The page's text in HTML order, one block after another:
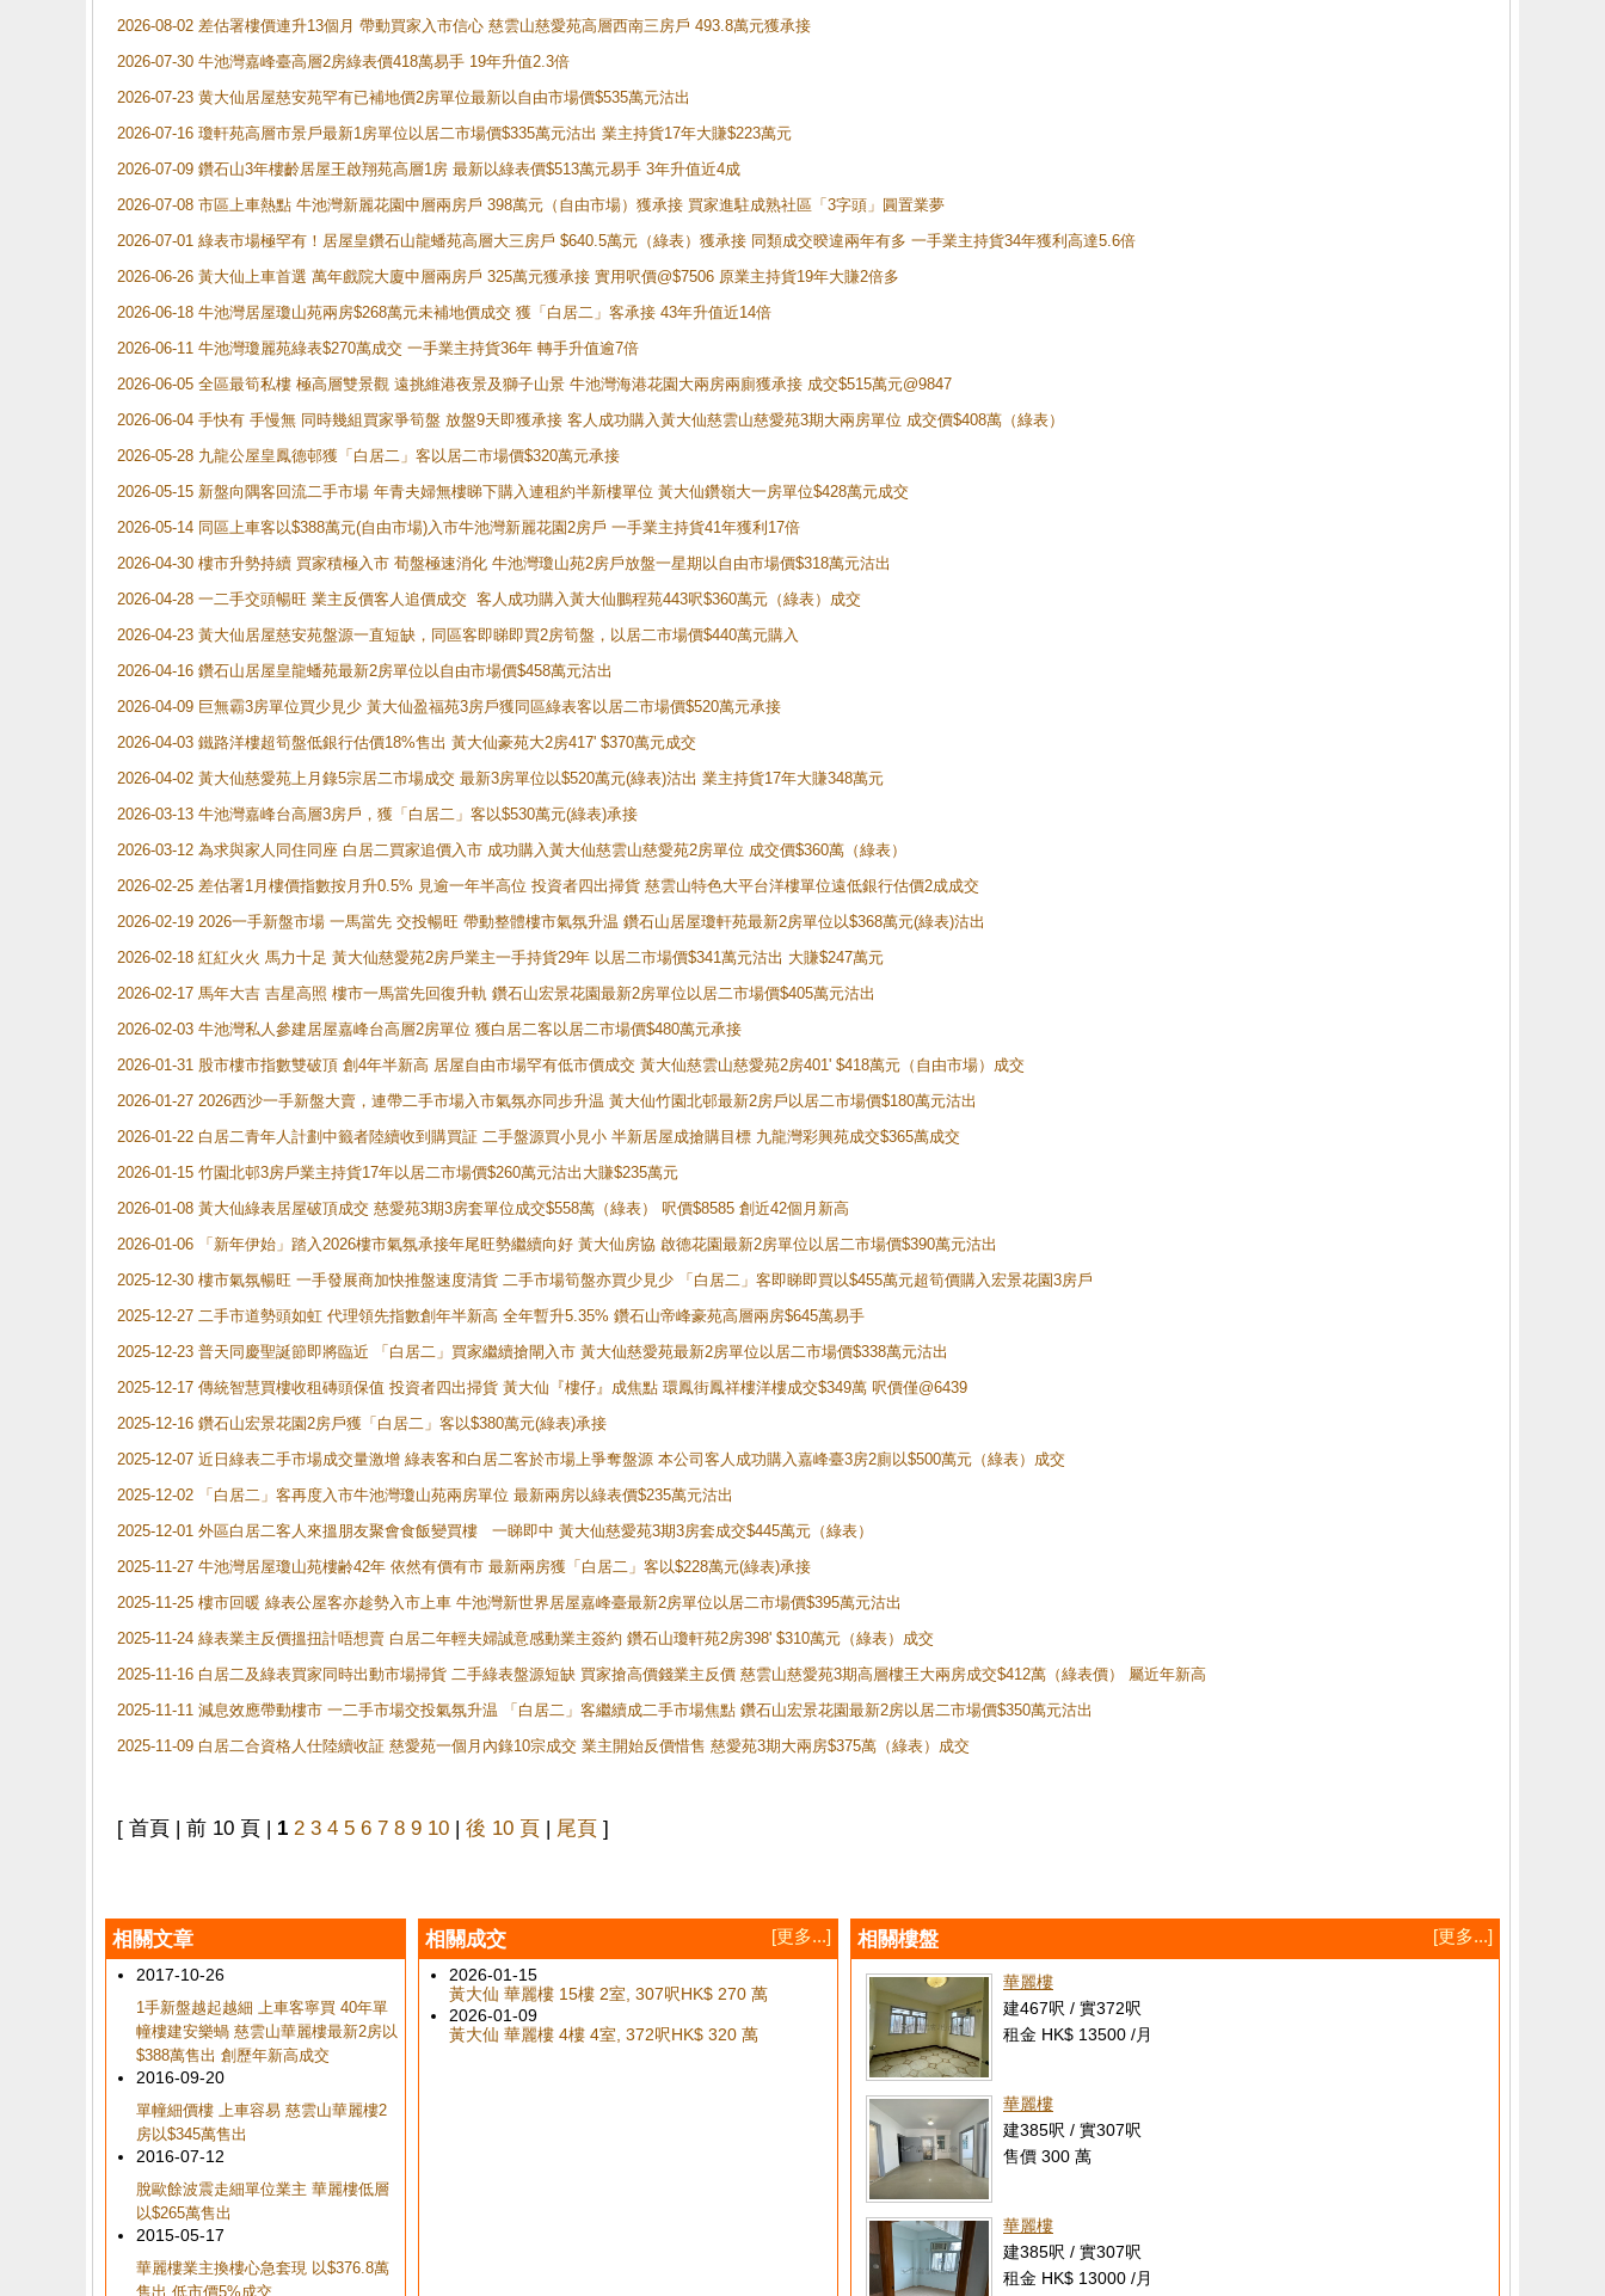
2026-08-02 差估署樓價連升13個月 帶動買家入市信心 慈雲山慈愛苑高層西南三房戶 493.8萬元獲承接
2026-07-30 牛池灣嘉峰臺高層2房綠表價418萬易手 19年升值2.3倍
2026-07-23 黄大仙居屋慈安苑罕有已補地價2房單位最新以自由市場價$535萬元沽出
2026-07-16 瓊軒苑高層市景戶最新1房單位以居二市場價$335萬元沽出 業主持貨17年大賺$223萬元
2026-07-09 鑽石山3年樓齡居屋王啟翔苑高層1房 最新以綠表價$513萬元易手 3年升值近4成
2026-07-08 市區上車熱點 牛池灣新麗花園中層兩房戶 398萬元（自由市場）獲承接 買家進駐成熟社區「3字頭」圓置業夢
2026-07-01 綠表市場極罕有！居屋皇鑽石山龍蟠苑高層大三房戶 $640.5萬元（綠表）獲承接 同類成交暌違兩年有多 一手業主持貨34年獲利高達5.6倍
2026-06-26 黃大仙上車首選 萬年戲院大廈中層兩房戶 325萬元獲承接 實用呎價@$7506 原業主持貨19年大賺2倍多
2026-06-18 牛池灣居屋瓊山苑兩房$268萬元未補地價成交 獲「白居二」客承接 43年升值近14倍
2026-06-11 牛池灣瓊麗苑綠表$270萬成交 一手業主持貨36年 轉手升值逾7倍
2026-06-05 全區最筍私樓 極高層雙景觀 遠挑維港夜景及獅子山景 牛池灣海港花園大兩房兩廁獲承接 成交$515萬元@9847
2026-06-04 手快有 手慢無 同時幾組買家爭筍盤 放盤9天即獲承接 客人成功購入黃大仙慈雲山慈愛苑3期大兩房單位 成交價$408萬（綠表）
2026-05-28 九龍公屋皇鳳德邨獲「白居二」客以居二市場價$320萬元承接
2026-05-15 新盤向隅客回流二手市場 年青夫婦無樓睇下購入連租約半新樓單位 黃大仙鑽嶺大一房單位$428萬元成交
2026-05-14 同區上車客以$388萬元(自由市場)入市牛池灣新麗花園2房戶 一手業主持貨41年獲利17倍
2026-04-30 樓市升勢持續 買家積極入市 荀盤極速消化 牛池灣瓊山苑2房戶放盤一星期以自由市場價$318萬元沽出
2026-04-28 一二手交頭暢旺 業主反價客人追價成交 客人成功購入黃大仙鵬程苑443呎$360萬元（綠表）成交
2026-04-23 黃大仙居屋慈安苑盤源一直短缺，同區客即睇即買2房筍盤，以居二市場價$440萬元購入
2026-04-16 鑽石山居屋皇龍蟠苑最新2房單位以自由市場價$458萬元沽出
2026-04-09 巨無霸3房單位買少見少 黃大仙盈福苑3房戶獲同區綠表客以居二市場價$520萬元承接
2026-04-03 鐵路洋樓超筍盤低銀行估價18%售出 黃大仙豪苑大2房417' $370萬元成交
2026-04-02 黃大仙慈愛苑上月錄5宗居二市場成交 最新3房單位以$520萬元(綠表)沽出 業主持貨17年大賺348萬元
2026-03-13 牛池灣嘉峰台高層3房戶，獲「白居二」客以$530萬元(綠表)承接
2026-03-12 為求與家人同住同座 白居二買家追價入市 成功購入黃大仙慈雲山慈愛苑2房單位 成交價$360萬（綠表）
2026-02-25 差估署1月樓價指數按月升0.5% 見逾一年半高位 投資者四出掃貨 慈雲山特色大平台洋樓單位遠低銀行估價2成成交
2026-02-19 2026一手新盤市場 一馬當先 交投暢旺 帶動整體樓市氣氛升温 鑽石山居屋瓊軒苑最新2房單位以$368萬元(綠表)沽出
2026-02-18 紅紅火火 馬力十足 黃大仙慈愛苑2房戶業主一手持貨29年 以居二市場價$341萬元沽出 大賺$247萬元
2026-02-17 馬年大吉 吉星高照 樓市一馬當先回復升軌 鑽石山宏景花園最新2房單位以居二市場價$405萬元沽出
2026-02-03 牛池灣私人參建居屋嘉峰台高層2房單位 獲白居二客以居二市場價$480萬元承接
2026-01-31 股市樓市指數雙破頂 創4年半新高 居屋自由市場罕有低市價成交 黃大仙慈雲山慈愛苑2房401' $418萬元（自由市場）成交
2026-01-27 2026西沙一手新盤大賣，連帶二手市場入市氣氛亦同步升温 黃大仙竹園北邨最新2房戶以居二市場價$180萬元沽出
2026-01-22 白居二青年人計劃中籤者陸續收到購買証 二手盤源買小見小 半新居屋成搶購目標 九龍灣彩興苑成交$365萬成交
2026-01-15 竹園北邨3房戶業主持貨17年以居二市場價$260萬元沽出大賺$235萬元
2026-01-08 黃大仙綠表居屋破頂成交 慈愛苑3期3房套單位成交$558萬（綠表） 呎價$8585 創近42個月新高
2026-01-06 「新年伊始」踏入2026樓市氣氛承接年尾旺勢繼續向好 黃大仙房協 啟德花園最新2房單位以居二市場價$390萬元沽出
2025-12-30 樓市氣氛暢旺 一手發展商加快推盤速度清貨 二手市場筍盤亦買少見少 「白居二」客即睇即買以$455萬元超筍價購入宏景花園3房戶
2025-12-27 二手市道勢頭如虹 代理領先指數創年半新高 全年暫升5.35% 鑽石山帝峰豪苑高層兩房$645萬易手
2025-12-23 普天同慶聖誕節即將臨近 「白居二」買家繼續搶閘入市 黃大仙慈愛苑最新2房單位以居二市場價$338萬元沽出
2025-12-17 傳統智慧買樓收租磚頭保值 投資者四出掃貨 黃大仙『樓仔』成焦點 環鳳街鳳祥樓洋樓成交$349萬 呎價僅@6439
2025-12-16 鑽石山宏景花園2房戶獲「白居二」客以$380萬元(綠表)承接
2025-12-07 近日綠表二手市場成交量激增 綠表客和白居二客於市場上爭奪盤源 本公司客人成功購入嘉峰臺3房2廁以$500萬元（綠表）成交
2025-12-02 「白居二」客再度入市牛池灣瓊山苑兩房單位 最新兩房以綠表價$235萬元沽出
2025-12-01 外區白居二客人來搵朋友聚會食飯變買樓 一睇即中 黃大仙慈愛苑3期3房套成交$445萬元（綠表）
2025-11-27 牛池灣居屋瓊山苑樓齢42年 依然有價有市 最新兩房獲「白居二」客以$228萬元(綠表)承接
2025-11-25 樓市回暖 綠表公屋客亦趁勢入市上車 牛池灣新世界居屋嘉峰臺最新2房單位以居二市場價$395萬元沽出
2025-11-24 綠表業主反價搵扭計唔想賣 白居二年輕夫婦誠意感動業主簽約 鑽石山瓊軒苑2房398' $310萬元（綠表）成交
2025-11-16 白居二及綠表買家同時出動市場掃貨 二手綠表盤源短缺 買家搶高價錢業主反價 慈雲山慈愛苑3期高層樓王大兩房成交$412萬（綠表價） 屬近年新高
2025-11-11 減息效應帶動樓市 一二手市場交投氣氛升温 「白居二」客繼續成二手市場焦點 鑽石山宏景花園最新2房以居二市場價$350萬元沽出
2025-11-09 白居二合資格人仕陸續收証 慈愛苑一個月內錄10宗成交 業主開始反價惜售 慈愛苑3期大兩房$375萬（綠表）成交
[ 首頁 | 前 10 頁 | 1 2 3 4 5 6 7 8 9 10 | 後 10 頁 | 尾頁 ]
相關文章
2017-10-26
1手新盤越起越細 上車客寧買 40年單
幢樓建安樂蝸 慈雲山華麗樓最新2房以
$388萬售出 創歷年新高成交
2016-09-20
單幢細價樓 上車容易 慈雲山華麗樓2
房以$345萬售出
2016-07-12
脫歐餘波震走細單位業主 華麗樓低層
以$265萬售出
2015-05-17
華麗樓業主換樓心急套現 以$376.8萬
售出 低市價5%成交
相關成交 [更多...]
2026-01-15
黃大仙 華麗樓 15樓 2室, 307呎HK$ 270 萬
2026-01-09
黃大仙 華麗樓 4樓 4室, 372呎HK$ 320 萬
相關樓盤 [更多...]
華麗樓
建467呎 / 實372呎
租金 HK$ 13500 /月
華麗樓
建385呎 / 實307呎
售價 300 萬
華麗樓
建385呎 / 實307呎
租金 HK$ 13000 /月